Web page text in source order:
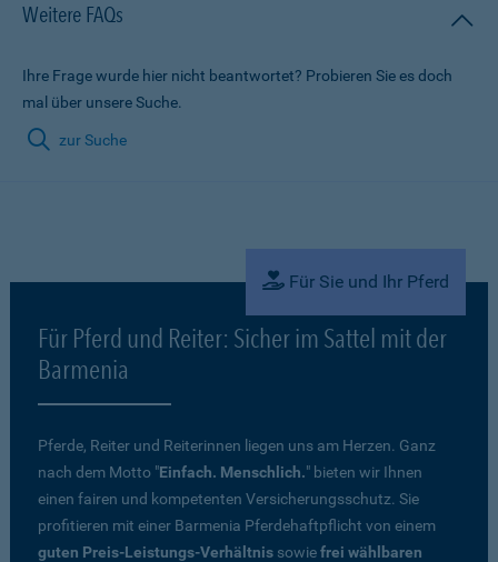
Weitere FAQs
Ihre Frage wurde hier nicht beantwortet? Probieren Sie es doch
mal über unsere Suche.
zur Suche
Für Sie und Ihr Pferd
Für Pferd und Reiter: Sicher im Sattel mit der
Barmenia
Pferde, Reiter und Reiterinnen liegen uns am Herzen. Ganz
nach dem Motto "Einfach. Menschlich." bieten wir Ihnen
einen fairen und kompetenten Versicherungsschutz. Sie
profitieren mit einer Barmenia Pferdehaftpflicht von einem
guten Preis-Leistungs-Verhältnis sowiefrei wählbaren